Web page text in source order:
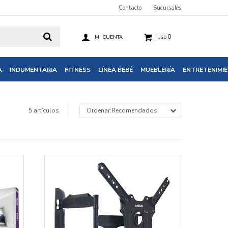
INDUMENTARIA FITNESS LÍNEA BEBÉ MUEBLERÍA
USD 0
Contacto Sucursales
5 artículos Recomendados